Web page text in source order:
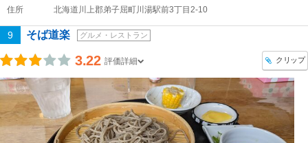
住所 北海道川上郡弟子屈町川湯駅前3丁目2-10
9 そば道楽 グルメ・レストラン
3.22 評価詳細 クリップ